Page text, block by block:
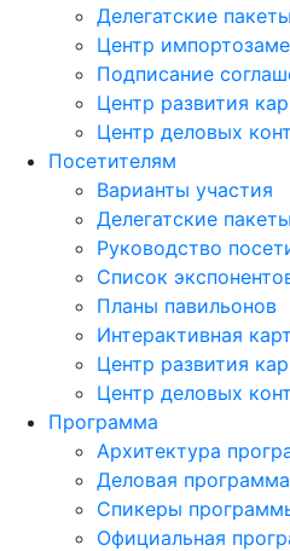
Делегатские пакеты
Центр
Подписание
Центр развития
Центр деловых
Посетителям
Варианты участия
Делегатские пакеты
Руководство
Список
Планы павильонов
Интерактивная
Центр развития
Центр деловых
Программа
Архитектура
Деловая программа
Спикеры
Официальная